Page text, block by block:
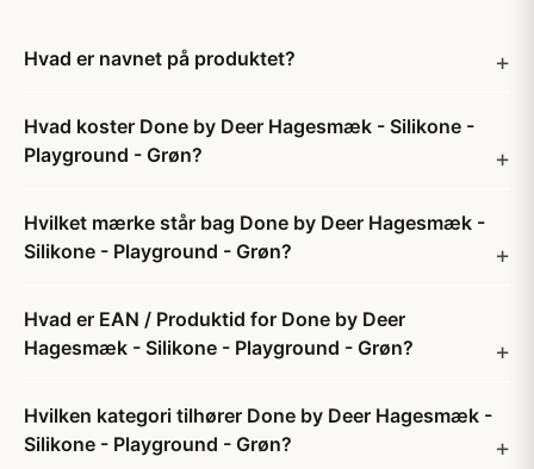
Hvad er navnet på produktet?
Hvad koster Done by Deer Hagesmæk - Silikone -
Playground - Grøn?
Hvilket mærke står bag Done by Deer Hagesmæk -
Silikone - Playground - Grøn?
Hvad er EAN / Produktid for Done by Deer
Hagesmæk - Silikone - Playground - Grøn?
Hvilken kategori tilhører Done by Deer Hagesmæk -
Silikone - Playground - Grøn?